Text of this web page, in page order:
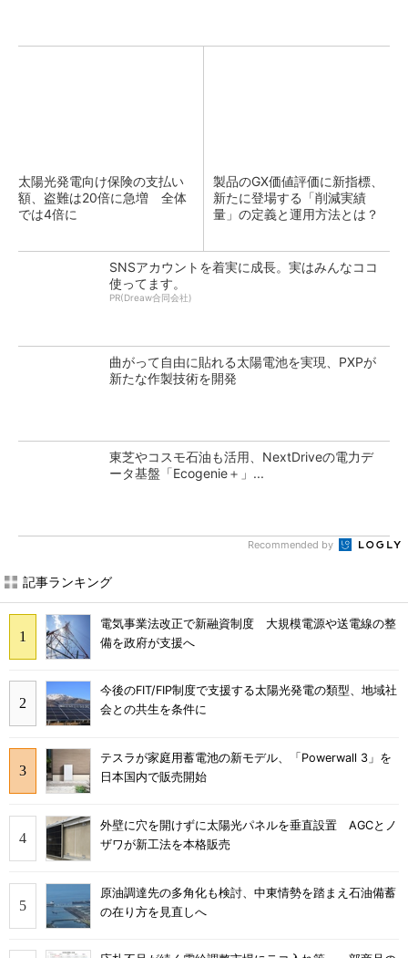
太陽光発電向け保険の支払い
額、盗難は20倍に急増 全体
では4倍に
製品のGX価値評価に新指標、
新たに登場する「削減実績
量」の定義と運用方法とは？
SNSアカウントを着実に成長。実はみんなココ
使ってます。
PR(Dreaw合同会社)
曲がって自由に貼れる太陽電池を実現、PXPが
新たな作製技術を開発
東芝やコスモ石油も活用、NextDriveの電力デ
ータ基盤「Ecogenie＋」...
Recommended by
記事ランキング
電気事業法改正で新融資制度 大規模電源や送電線の整
備を政府が支援へ
今後のFIT/FIP制度で支援する太陽光発電の類型、地域社
会との共生を条件に
テスラが家庭用蓄電池の新モデル、「Powerwall 3」を
日本国内で販売開始
外壁に穴を開けずに太陽光パネルを垂直設置 AGCとノ
ザワが新工法を本格販売
原油調達先の多角化も検討、中東情勢を踏まえ石油備蓄
の在り方を見直しへ